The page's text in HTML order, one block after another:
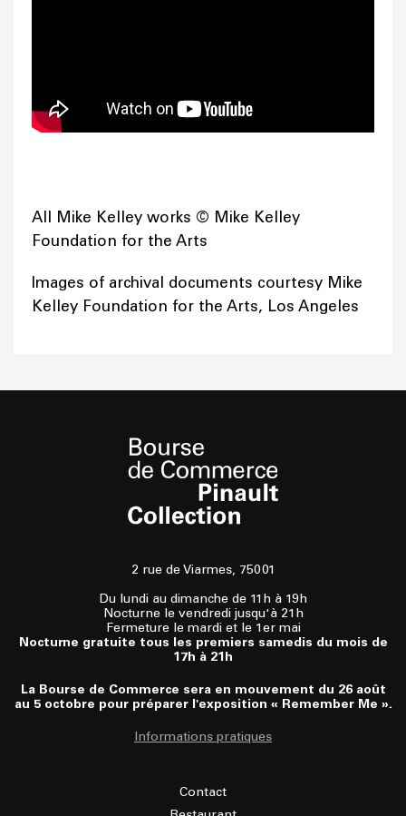
All Mike Kelley works © Mike Kelley
Foundation for the Arts
Images of archival documents courtesy Mike
Kelley Foundation for the Arts, Los Angeles
2 rue de Viarmes, 75001
Du lundi au dimanche de 11h à 19h
Nocturne le vendredi jusqu'à 21h
Fermeture le mardi et le 1er mai
Nocturne gratuite tous les premiers samedis du mois de
17h à 21h
La Bourse de Commerce sera en mouvement du 26 août
au 5 octobre pour préparer l'exposition « Remember Me ».
Informations pratiques
Contact